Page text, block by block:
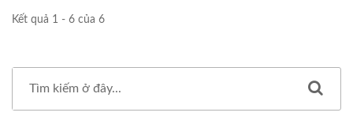
Kết quả 1 - 6 của 6